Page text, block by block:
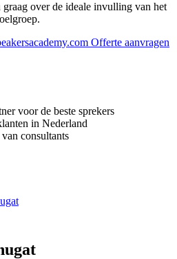
graag over de ideale invulling van het
Offerte aanvragen
voor de beste sprekers
in Nederland
consultants